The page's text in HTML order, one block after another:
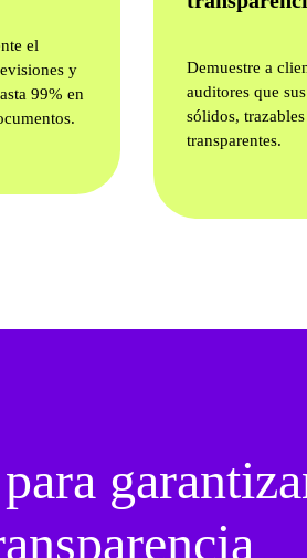
el
y
99% en
Demuestre a
auditores que
sólidos,
transparentes.